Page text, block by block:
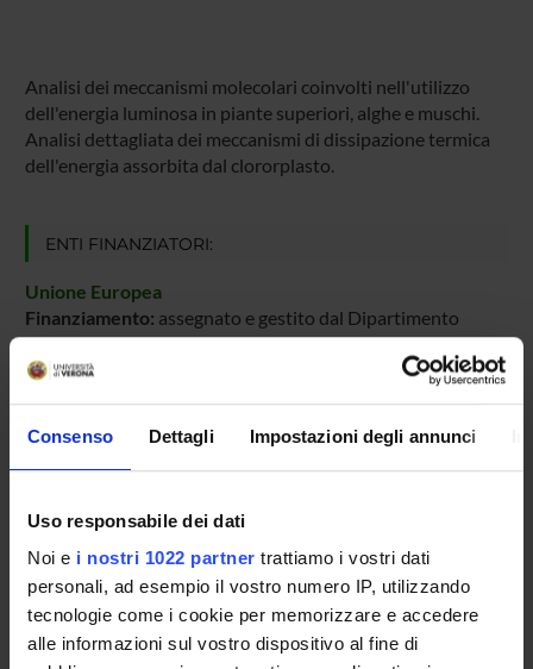
Consenso Dettagli Impostazioni degli annunci
Uso responsabile dei dati
Noi e i nostri 1022 partner trattiamo i vostri dati
personali, ad esempio il vostro numero IP, utilizzando
tecnologie come i cookie per memorizzare e accedere
alle informazioni sul vostro dispositivo al fine di
Analisi dei meccanismi molecolari coinvolti nell'utilizzo
dell'energia luminosa in piante superiori, alghe e muschi.
Analisi dettagliata dei meccanismi di dissipazione termica
dell'energia assorbita dal clororplasto.
ENTI FINANZIATORI:
Unione Europea
Finanziamento: assegnato e gestito dal Dipartimento
Programma:EUROPA - Progetti Europei
PARTECIPANTI AL PROGETTO
Professore ordinario
Roberto Bassi
Studioso Senior